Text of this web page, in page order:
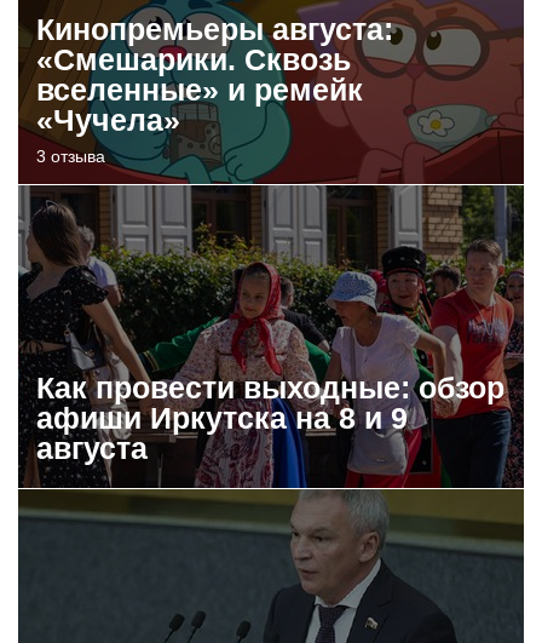
Кинопремьеры августа:
«Смешарики. Сквозь
вселенные» и ремейк
«Чучела»
3 отзыва
Как провести выходные: обзор
афиши Иркутска на 8 и 9
августа